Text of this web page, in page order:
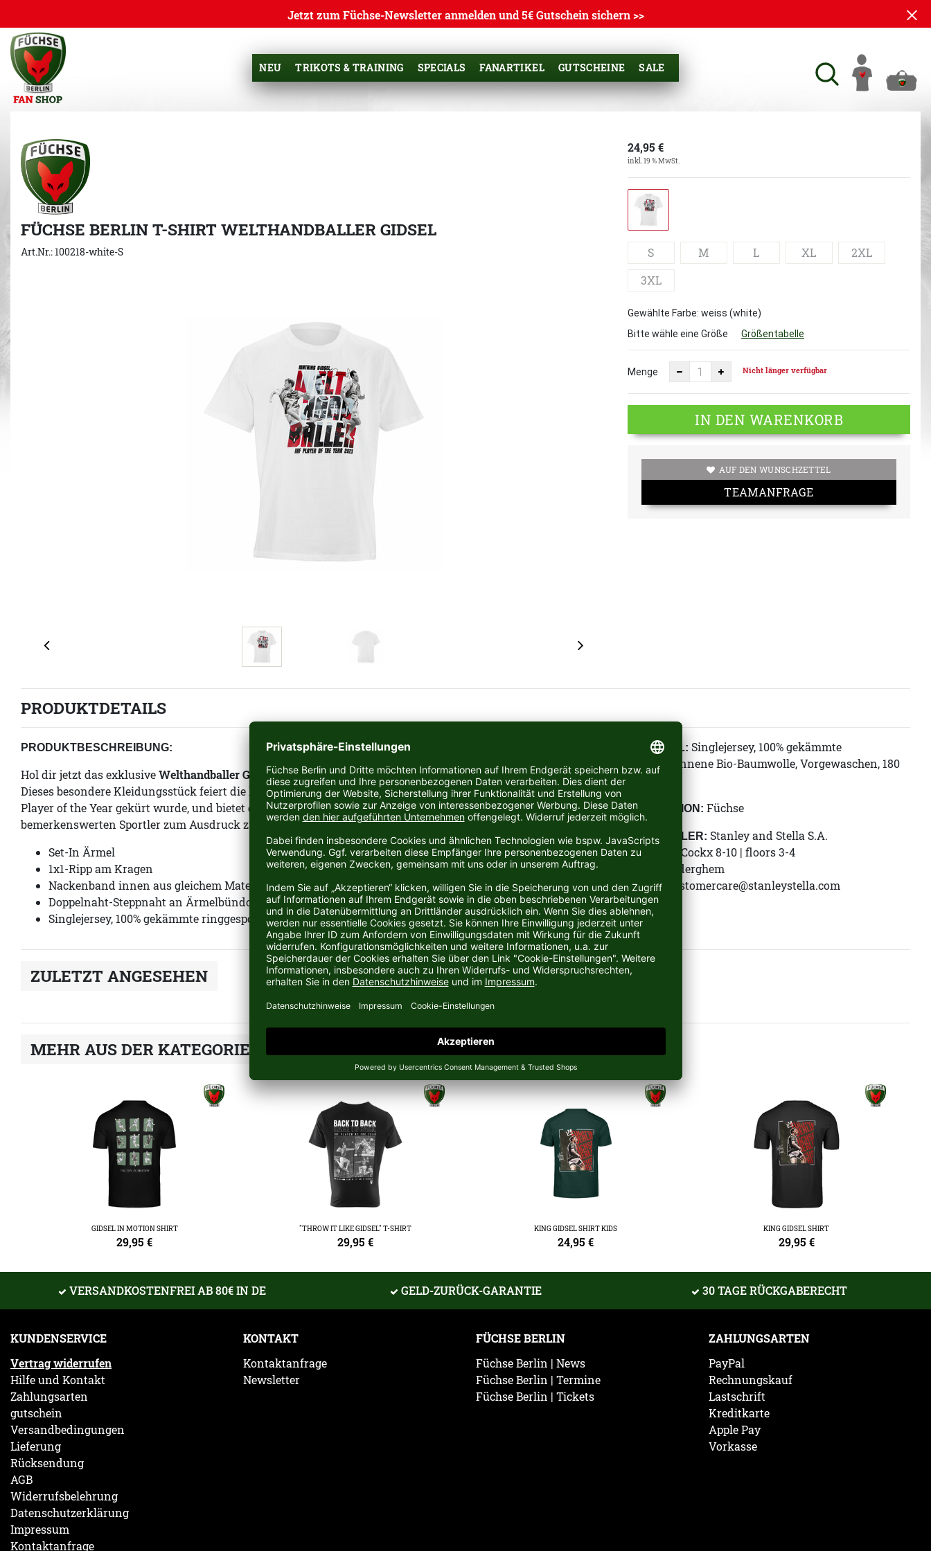
Jetzt zum Füchse-Newsletter anmelden und 5€ Gutschein sichern >>
NEU TRIKOTS & TRAINING SPECIALS FANARTIKEL GUTSCHEINE SALE
FÜCHSE BERLIN T-SHIRT WELTHANDBALLER GIDSEL
Art.Nr.: 100218-white-S
24,95 €
inkl. 19 % MwSt.
S M L XL
2XL
3XL
Gewählte Farbe: weiss (white)
Bitte wähle eine Größe
Größentabelle
Menge Nicht länger verfügbar
IN DEN WARENKORB
AUF DEN WUNSCHZETTEL
TEAMANFRAGE
PRODUKTDETAILS
PRODUKTBESCHREIBUNG:
Hol dir jetzt das exklusiveWelthandballer Gidsel T-Shirt, das unserer Nummer 19 Mathias Gidsel gewidmet ist.
Dieses besondere Kleidungsstück feiert die herausragende Leistung von Mathias Gidsel, der 2023 zum IHF
Player of the Year gekürt wurde, und bietet dir die Möglichkeit, deine Unterstützung für diesen
bemerkenswerten Sportler zum Ausdruck zu bringen.
Set-In Ärmel
1x1-Ripp am Kragen
Nackenband innen aus gleichem Material
Doppelnaht-Steppnaht an Ärmelbündchen und Saum
Singlejersey, 100% gekämmte ringgesponnene Bio-Baumwolle, Vorgewaschen, 180 GSM
MATERIAL: Singlejersey, 100% gekämmte
ringgesponnene Bio-Baumwolle, Vorgewaschen, 180
KOLLEKTION: Füchse
HERSTELLER: Stanley and Stella S.A.
Rue Jules Cockx 8-10 | floors 3-4
B-1160 Auderghem
E-Mail:
customercare@stanleystella.com
ZULETZT ANGESEHEN
MEHR AUS DER KATEGORIE MATHIAS GIDSEL
GIDSEL IN MOTION SHIRT
29,95 €
"THROW IT LIKE GIDSEL" T-SHIRT
29,95 €
KING GIDSEL SHIRT KIDS
24,95 €
KING GIDSEL SHIRT
29,95 €
VERSANDKOSTENFREI AB 80€ IN DE GELD-ZURÜCK-GARANTIE 30 TAGE RÜCKGABERECHT
KUNDENSERVICE
Vertrag widerrufen
Hilfe und Kontakt
Zahlungsarten
gutschein
Versandbedingungen
Lieferung
Rücksendung
AGB
Widerrufsbelehrung
Datenschutzerklärung
Impressum
Kontaktanfrage
KONTAKT
Kontaktanfrage
Newsletter
FÜCHSE BERLIN
Füchse Berlin | News
Füchse Berlin | Termine
Füchse Berlin | Tickets
ZAHLUNGSARTEN
PayPal
Rechnungskauf
Lastschrift
Kreditkarte
Apple Pay
Vorkasse